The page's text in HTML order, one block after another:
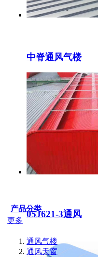
中脊通风气楼
05J621-3通风
产品分类
更多
通风气楼
通风天窗